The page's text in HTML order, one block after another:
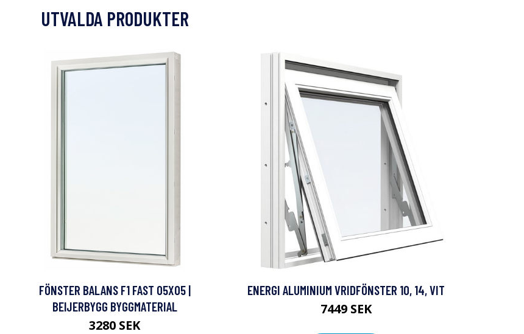
UTVALDA PRODUKTER
FÖNSTER BALANS F1 FAST 05X05 |
BEIJERBYGG BYGGMATERIAL
3280 SEK
ENERGI ALUMINIUM VRIDFÖNSTER 10, 14, VIT
7449 SEK